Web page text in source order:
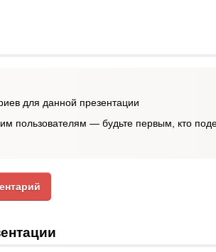
для данной презентации
пользователям — будьте первым, кто